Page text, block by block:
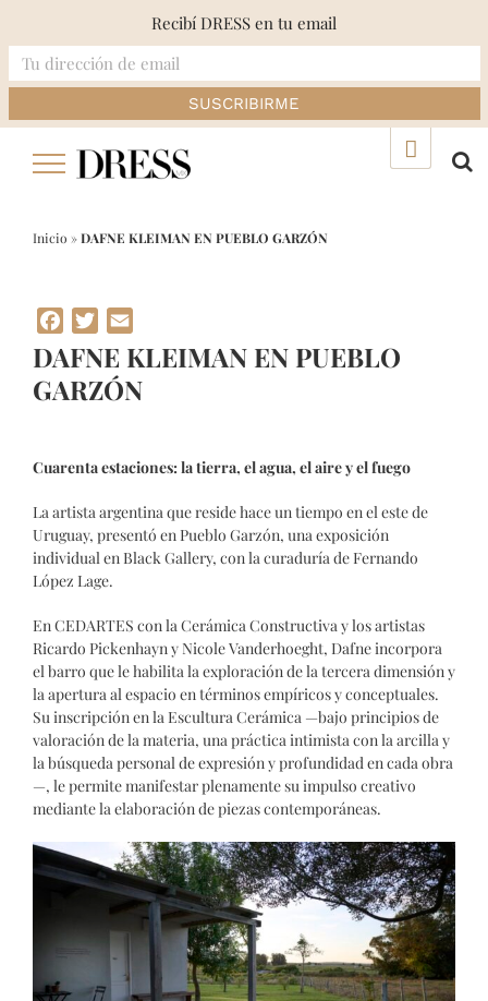
Inicio »DAFNE KLEIMAN EN PUEBLO GARZÓN
Facebook
Twitter
DAFNE KLEIMAN EN PUEBLO
GARZÓN
Cuarenta estaciones: la tierra, el agua, el aire y el fuego
La artista argentina que reside hace un tiempo en el este de
Uruguay, presentó en Pueblo Garzón, una exposición
individual en Black Gallery, con la curaduría de Fernando
López Lage.
En CEDARTES con la Cerámica Constructiva y los artistas
Ricardo Pickenhayn y Nicole Vanderhoeght, Dafne incorpora
el barro que le habilita la exploración de la tercera dimensión y
la apertura al espacio en términos empíricos y conceptuales.
Su inscripción en la Escultura Cerámica —bajo principios de
valoración de la materia, una práctica intimista con la arcilla y
la búsqueda personal de expresión y profundidad en cada obra
—, le permite manifestar plenamente su impulso creativo
mediante la elaboración de piezas contemporáneas.
Recibí DRESS en tu email